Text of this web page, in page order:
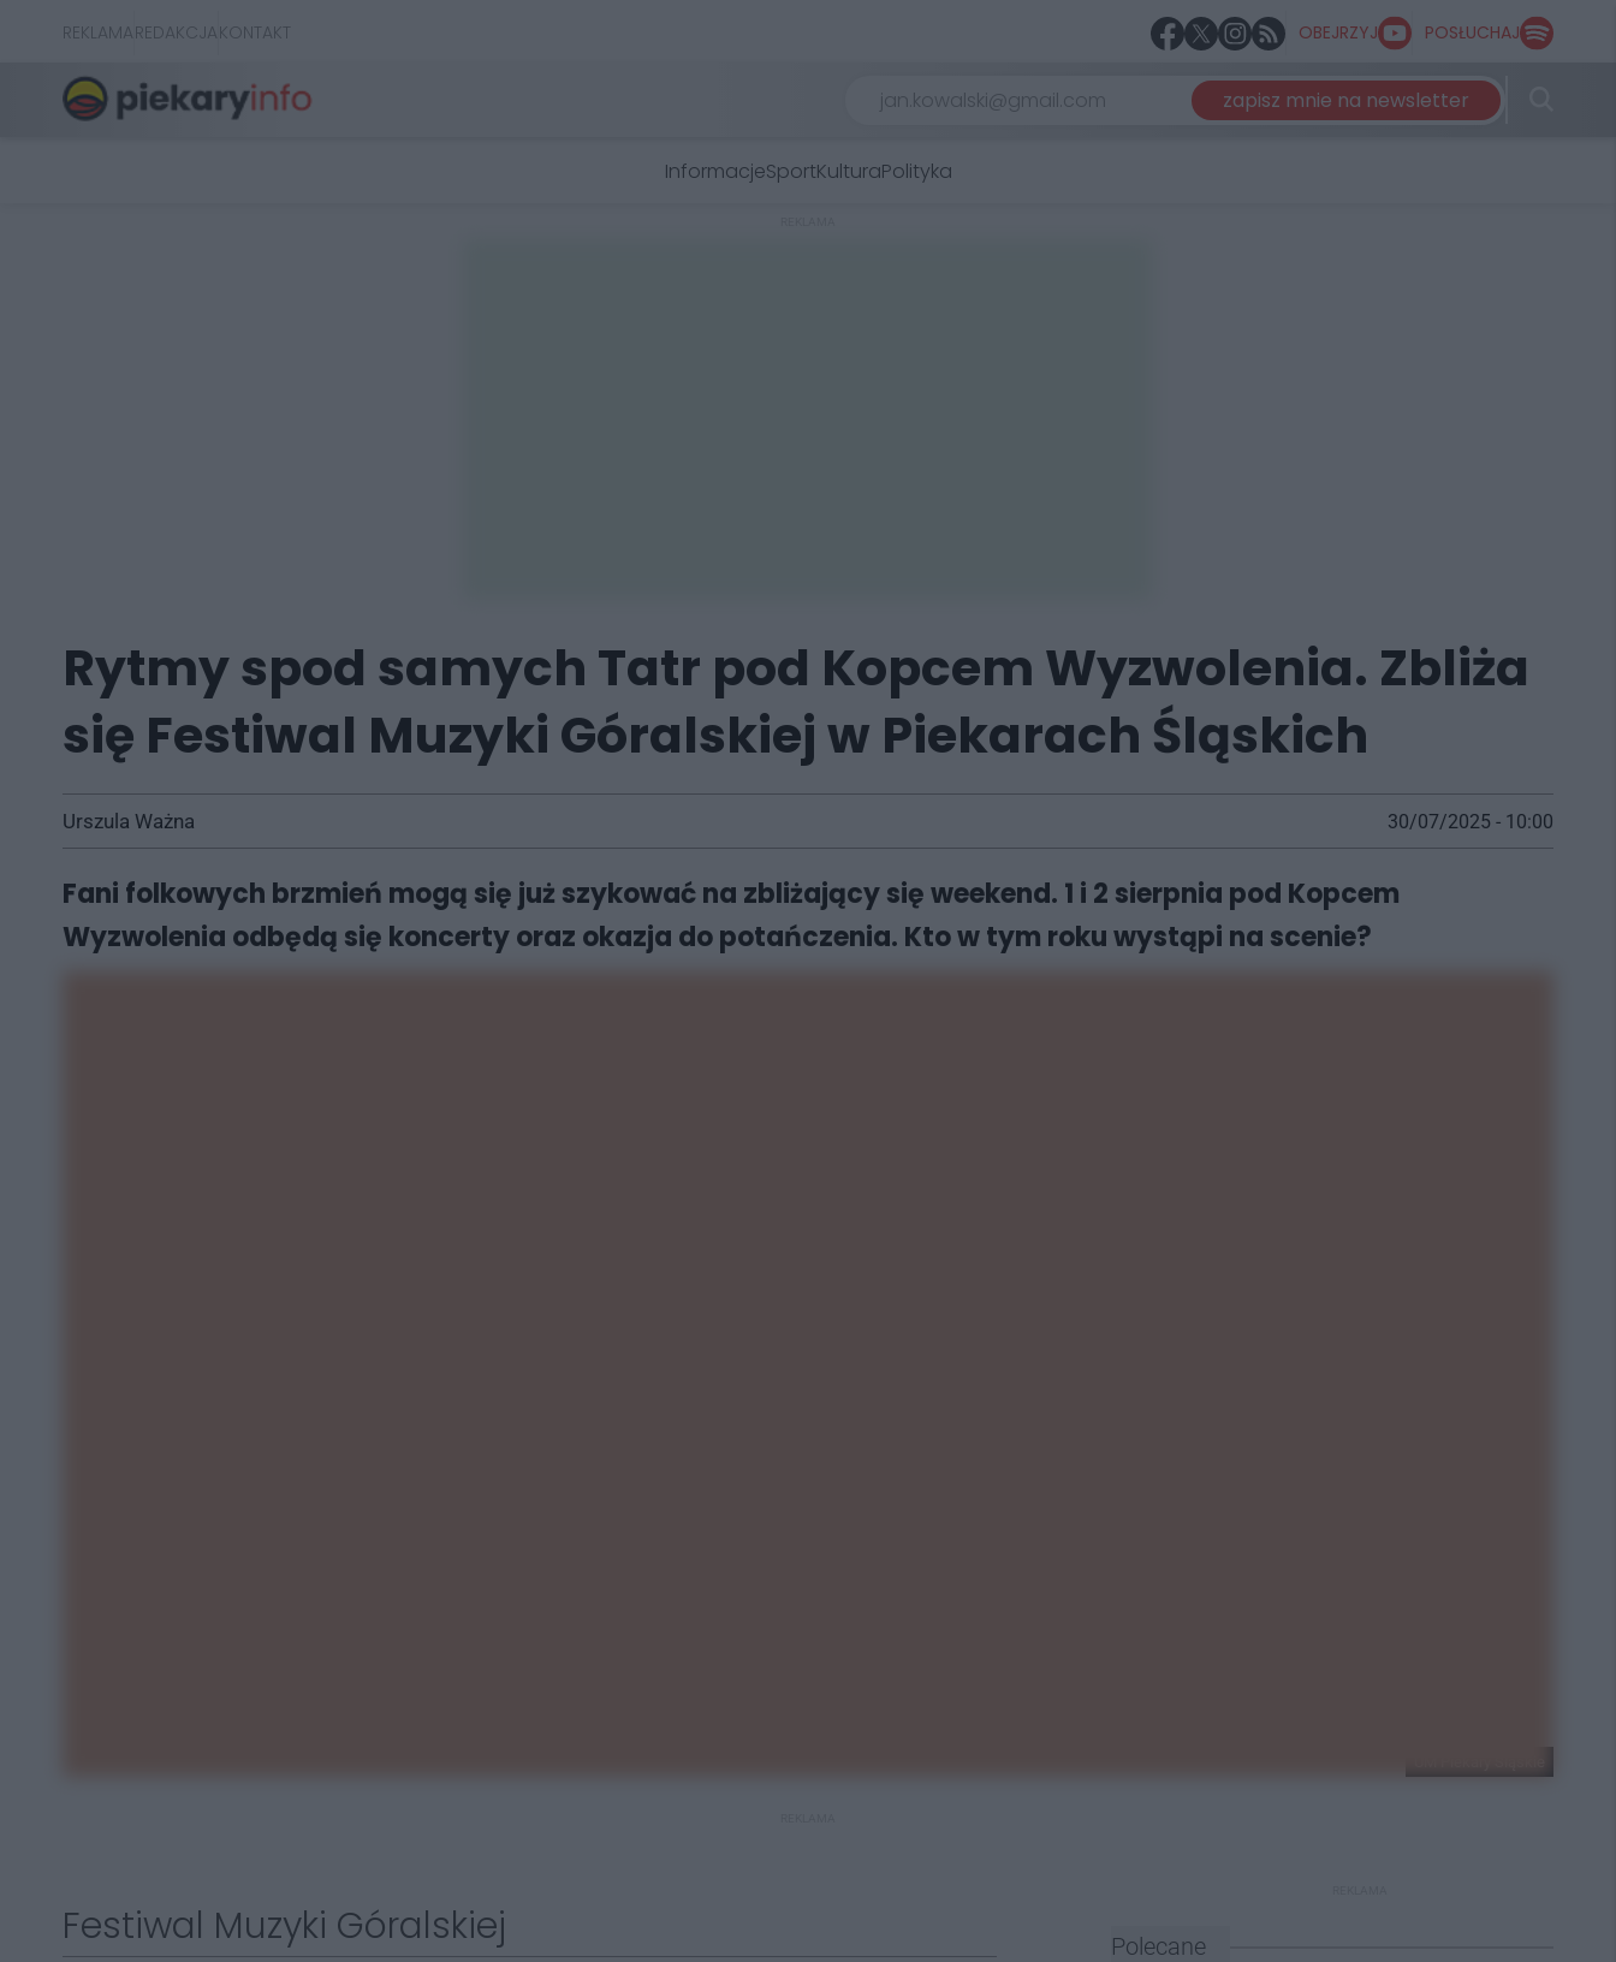
REKLAMAREDAKCJAKONTAKT OBEJRZYJ POSŁUCHAJ
zapisz mnie na newsletter
InformacjeSportKulturaPolityka
Rytmy spod samych Tatr pod Kopcem Wyzwolenia. Zbliża
się Festiwal Muzyki Góralskiej w Piekarach Śląskich
Urszula Ważna 30/07/2025 - 10:00
Fani folkowych brzmień mogą się już szykować na zbliżający się weekend. 1 i 2 sierpnia pod Kopcem
Wyzwolenia odbędą się koncerty oraz okazja do potańczenia. Kto w tym roku wystąpi na scenie?
Festiwal Muzyki Góralskiej Polecane